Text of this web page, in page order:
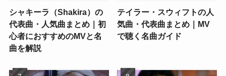
シャキーラ（Shakira）の
代表曲・人気曲まとめ｜初
心者におすすめのMVと名
曲を解説
テイラー・スウィフトの人
気曲・代表曲まとめ｜MV
で聴く名曲ガイド